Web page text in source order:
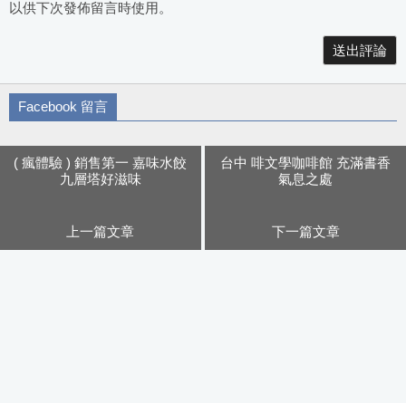
以供下次發佈留言時使用。
Facebook 留言
( 瘋體驗 ) 銷售第一 嘉味水餃
九層塔好滋味
上一篇文章
台中 啡文學咖啡館 充滿書香
氣息之處
下一篇文章